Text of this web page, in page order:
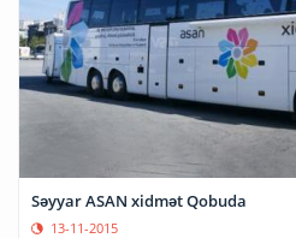
Səyyar ASAN xidmət Qobuda
13-11-2015